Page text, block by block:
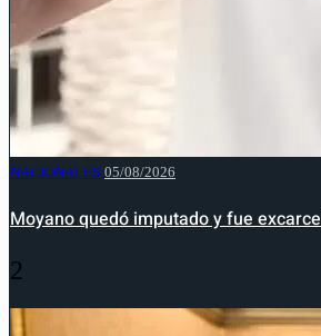
NACIONALES 05/08/2026
Moyano quedó imputado y fue
2